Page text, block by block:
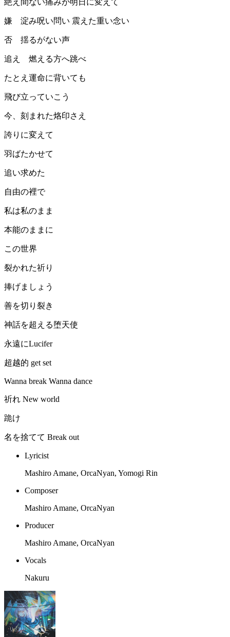
絶え間ない痛みが明日に変えて
嫌 淀み呪い問い 震えた重い念い
否 揺るがない声
追え 燃える方へ跳べ
たとえ運命に背いても
飛び立っていこう
今、刻まれた烙印さえ
誇りに変えて
羽ばたかせて
追い求めた
自由の裡で
私は私のまま
本能のままに
この世界
裂かれた祈り
捧げましょう
善を切り裂き
神話を超える堕天使
永遠にLucifer
超越的 get set
Wanna break Wanna dance
祈れ New world
跪け
名を捨てて Break out
Lyricist
Mashiro Amane, OrcaNyan, Yomogi Rin
Composer
Mashiro Amane, OrcaNyan
Producer
Mashiro Amane, OrcaNyan
Vocals
Nakuru